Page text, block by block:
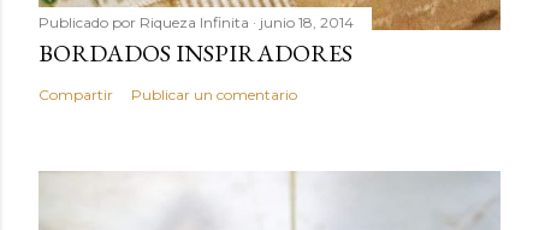
Publicado por Riqueza Infinita junio 18, 2014
BORDADOS INSPIRADORES
Compartir Publicar un comentario